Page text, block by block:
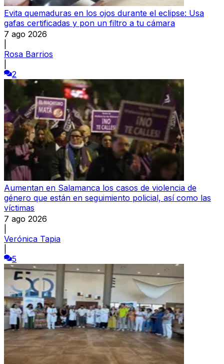
Evita quemaduras en los ojos durante el eclipse: Usa
gafas certificadas y pon un filtro a tu cámara
7 ago 2026
Rosa Barrios
2
Aumentan en Salamanca los casos de violencia de
género que están en seguimiento policial, así como las
víctimas
7 ago 2026
Verónica Tapia
5